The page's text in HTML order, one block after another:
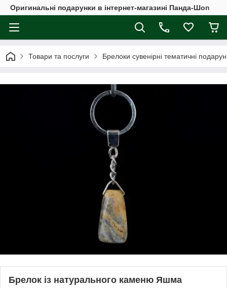
Оригинальні подарунки в інтернет-магазині Панда-Шоп
Товари та послуги Брелоки сувенірні тематичні
Брелок із натурального каменю Яшма